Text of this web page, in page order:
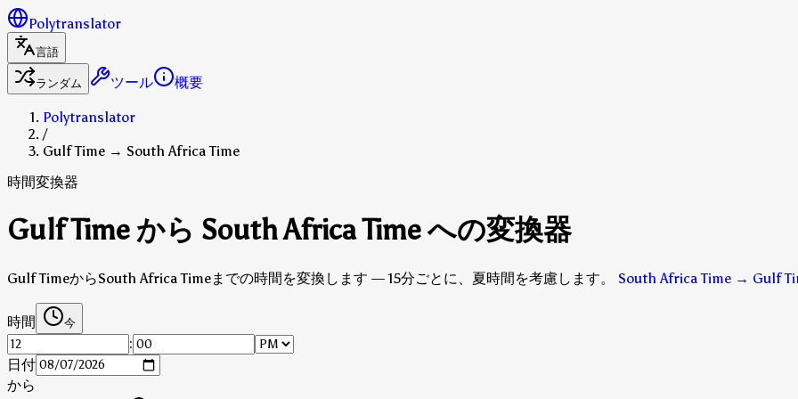
Polytranslator
言語
ランダム ツール 概要
Polytranslator
/
Gulf Time → South Africa Time
時間変換器
Gulf Time から South Africa Time への変換器
Gulf TimeからSouth Africa Timeまでの時間を変換します — 15分ごとに、夏時間を考慮します。 South Africa Time → Gulf
時間 今
:
日付
から